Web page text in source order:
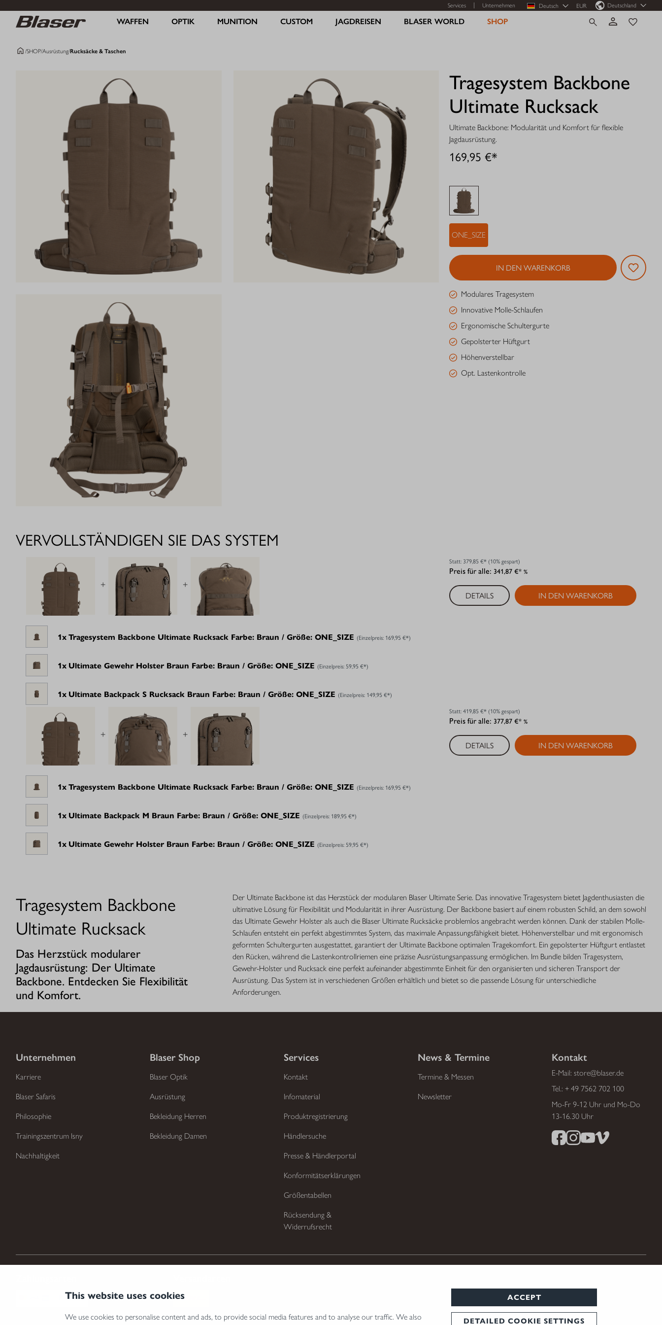
This website uses cookies
We use cookies to personalise content and ads, to provide social media features and to analyse our traffic. We also
ACCEPT
DETAILED COOKIE SETTINGS
Services Unternehmen Deutsch EUR Deutschland
WAFFEN OPTIK MUNITION CUSTOM JAGDREISEN BLASER WORLD SHOP
/SHOP/Ausrüstung/Rucksäcke & Taschen
Tragesystem Backbone
Ultimate Rucksack
Ultimate Backbone: Modularität und Komfort für flexible
Jagdausrüstung.
169,95 €*
ONE_SIZE
IN DEN WARENKORB
Modulares Tragesystem
Innovative Molle-Schlaufen
Ergonomische Schultergurte
Gepolsterter Hüftgurt
Höhenverstellbar
Opt. Lastenkontrolle
VERVOLLSTÄNDIGEN SIE DAS SYSTEM
+ +
Statt: 379,85 €* (10% gespart)
Preis für alle: 341,87 €* %
DETAILS IN DEN WARENKORB
1x Tragesystem Backbone Ultimate Rucksack Farbe: Braun / Größe: ONE_SIZE (Einzelpreis: 169,95 €*)
1x Ultimate Gewehr Holster Braun Farbe: Braun / Größe: ONE_SIZE (Einzelpreis:59,95 €*)
1x Ultimate Backpack S Rucksack Braun Farbe: Braun / Größe: ONE_SIZE (Einzelpreis: 149,95 €*)
+ +
Statt:419,85 €* (10% gespart)
Preis für alle: 377,87 €* %
DETAILS IN DEN WARENKORB
1x Tragesystem Backbone Ultimate Rucksack Farbe: Braun / Größe: ONE_SIZE (Einzelpreis: 169,95 €*)
1x Ultimate Backpack M Braun Farbe: Braun / Größe: ONE_SIZE (Einzelpreis: 189,95 €*)
1x Ultimate Gewehr Holster Braun Farbe: Braun / Größe: ONE_SIZE (Einzelpreis:59,95 €*)
Tragesystem Backbone
Ultimate Rucksack
Das Herzstück modularer
Jagdausrüstung: Der Ultimate
Backbone. Entdecken Sie Flexibilität
und Komfort.
Der Ultimate Backbone ist das Herzstück der modularen Blaser Ultimate Serie. Das innovative Tragesystem bietet Jagdenthusiasten die
ultimative Lösung für Flexibilität und Modularität in ihrer Ausrüstung. Der Backbone basiert auf einem robusten Schild, an dem sowohl
das Ultimate Gewehr Holster als auch die Blaser Ultimate Rucksäcke problemlos angebracht werden können. Dank der stabilen Molle-
Schlaufen entsteht ein perfekt abgestimmtes System, das maximale Anpassungsfähigkeit bietet. Höhenverstellbar und mit ergonomisch
geformten Schultergurten ausgestattet, garantiert der Ultimate Backbone optimalen Tragekomfort. Ein gepolsterter Hüftgurt entlastet
den Rücken, während die Lastenkontrollriemen eine präzise Ausrüstungsanpassung ermöglichen. Im Bundle bilden Tragesystem,
Gewehr-Holster und Rucksack eine perfekt aufeinander abgestimmte Einheit für den organisierten und sicheren Transport der
Ausrüstung. Das System ist in verschiedenen Größen erhältlich und bietet so die passende Lösung für unterschiedliche
Anforderungen.
Unternehmen
Karriere
Blaser Safaris
Philosophie
Trainingszentrum Isny
Nachhaltigkeit
Blaser Shop
Blaser Optik
Ausrüstung
Bekleidung Herren
Bekleidung Damen
Services
Kontakt
Infomaterial
Produktregistrierung
Händlersuche
Presse & Händlerportal
Konformitätserklärungen
Größentabellen
Rücksendung &
Widerrufsrecht
News & Termine
Termine & Messen
Newsletter
Kontakt
E-Mail: store@blaser.de
Tel.: + 49 7562 702 100
Mo-Fr 9-12 Uhr und Mo-Do
13-16.30 Uhr